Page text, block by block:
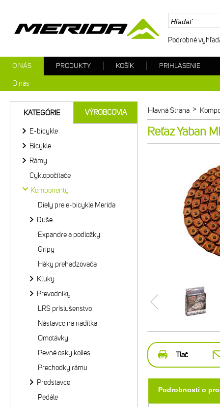
Hlavná Strana >
Reťaz Yaban
Tlač
Podrobnosti o
KATEGÓRIE VÝROBCOVIA
E-bicykle
Bicykle
Rámy
Cyklopočítače
Komponenty
Diely pre e-bicykle Merida
Duše
Expandre a podložky
Gripy
Háky prehadzovača
Kľuky
Prevodníky
LRS príslušenstvo
Nástavce na riadítka
Omotávky
Pevné osky kolies
Prechodky rámu
Predstavce
Pedále
Podrobné
O NÁS
O nás
PRODUKTY KOŠÍK PRIHLÁSENIE